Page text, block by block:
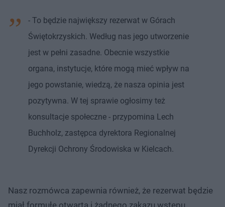
- To będzie największy rezerwat w Górach
Świętokrzyskich. Według nas jego utworzenie
jest w pełni zasadne. Obecnie wszystkie
organa, instytucje, które mogą mieć wpływ na
jego powstanie, wiedzą, że nasza opinia jest
pozytywna. W tej sprawie ogłosimy też
konsultacje społeczne - przypomina Lech
Buchholz, zastępca dyrektora Regionalnej
Dyrekcji Ochrony Środowiska w Kielcach.
Nasz rozmówca zapewnia również, że rezerwat będzie
miał formułę otwartą i żadnego zakazu wstępu,